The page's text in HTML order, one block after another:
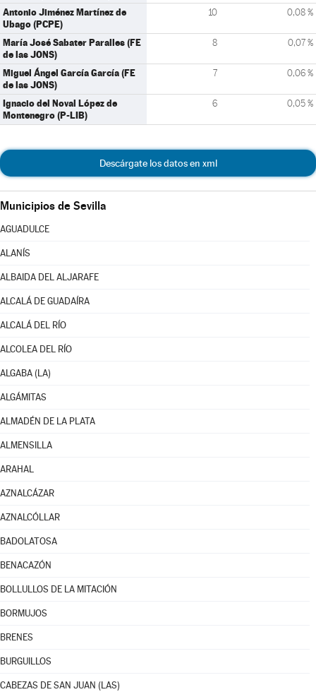
Antonio Jiménez Martínez de
Ubago (PCPE)
10 0,08 %
María José Sabater Paralles (FE
de las JONS)
8 0,07 %
Miguel Ángel García García (FE
de las JONS)
7 0,06 %
Ignacio del Noval López de
Montenegro (P-LIB)
6 0,05 %
Descárgate los datos en xml
Municipios de Sevilla
AGUADULCE
ALANÍS
ALBAIDA DEL ALJARAFE
ALCALÁ DE GUADAÍRA
ALCALÁ DEL RÍO
ALCOLEA DEL RÍO
ALGABA (LA)
ALGÁMITAS
ALMADÉN DE LA PLATA
ALMENSILLA
ARAHAL
AZNALCÁZAR
AZNALCÓLLAR
BADOLATOSA
BENACAZÓN
BOLLULLOS DE LA MITACIÓN
BORMUJOS
BRENES
BURGUILLOS
CABEZAS DE SAN JUAN (LAS)